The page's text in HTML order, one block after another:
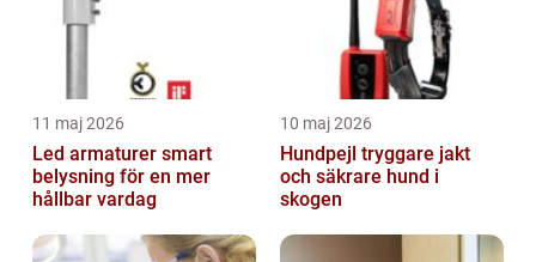
11 maj 2026
Led armaturer smart
belysning för en mer
hållbar vardag
10 maj 2026
Hundpejl tryggare jakt
och säkrare hund i
skogen